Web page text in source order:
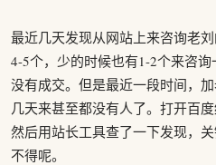
最近几天发现从网站上来咨询老
4-5个，少的时候也有1-2个来咨
没有成交。但是最近一段时间，
几天来甚至都没有人了。打开百
然后用站长工具查了一下发现，
不得呢。